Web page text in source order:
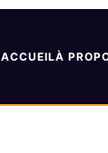
ACCUEILÀ